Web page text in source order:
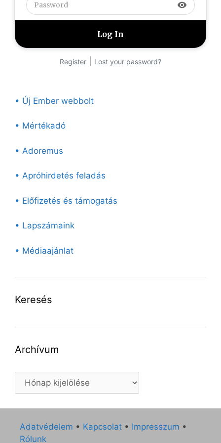
visibility
Register Lost your password?
• Új Ember webbolt
• Mértékadó
• Adoremus
• Apróhirdetés feladás
• Előfizetés és támogatás
• Lapszámaink
• Médiaajánlat
Keresés
Archívum
Archívum
Adatvédelem • Kapcsolat • Impresszum •
Rólunk